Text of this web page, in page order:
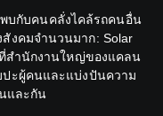
บกับคนคลั่งไคล้รถคนอื่น
งคมจำนวนมาก: Solar
สำนักงานใหญ่ของแคลน
ปะผู้คนและแบ่งปันความ
และกัน